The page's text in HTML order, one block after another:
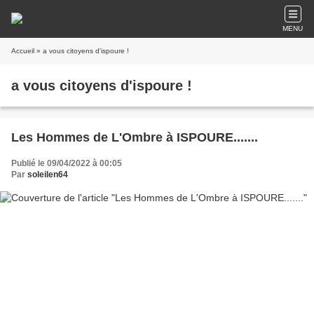
MENU
Accueil » a vous citoyens d'ispoure !
a vous citoyens d'ispoure !
Les Hommes de L'Ombre à ISPOURE.......
Publié le 09/04/2022 à 00:05
Par soleilen64